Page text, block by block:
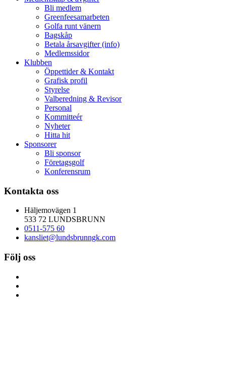
Bli medlem
Greenfeesamarbeten
Golfa runt vänern
Bagskåp
Betala årsavgifter (info)
Medlemssidor
Klubben
Öppettider & Kontakt
Grafisk profil
Styrelse
Valberedning & Revisor
Personal
Kommitteér
Nyheter
Hitta hit
Sponsorer
Bli sponsor
Företagsgolf
Konferensrum
Kontakta oss
Häljemovägen 1
533 72 LUNDSBRUNN
0511-575 60
kansliet@lundsbrunngk.com
Följ oss